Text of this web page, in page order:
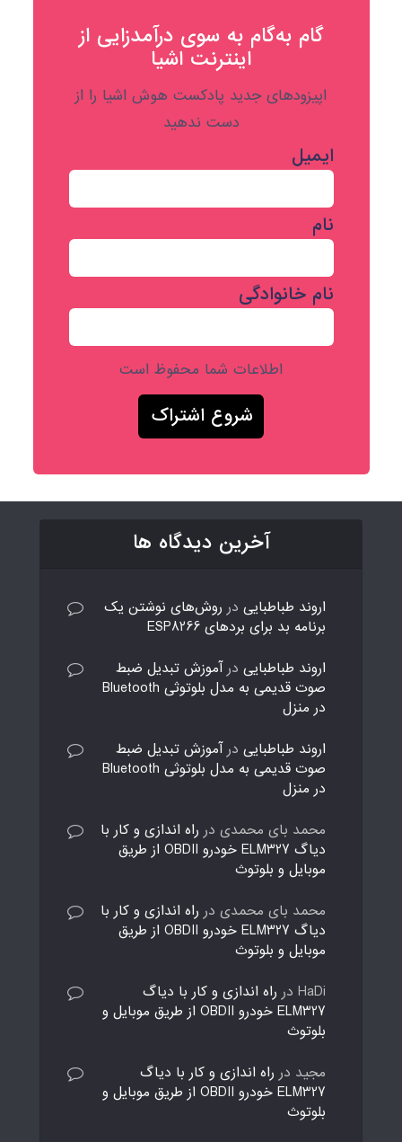
گام به‌گام به‌ سوی درآمدزایی از
اینترنت اشیا
اپیزودهای جدید پادکست هوش اشیا را از
دست ندهید
ایمیل
نام
نام خانوادگی
اطلاعات شما محفوظ است
آخرین دیدگاه ها
اروند طباطبایی در روش‌های نوشتن یک
برنامه بد برای بردهای ESP8266
اروند طباطبایی درآموزش تبدیل ضبط
صوت قدیمی به مدل بلوتوثی Bluetooth
در منزل
اروند طباطبایی درآموزش تبدیل ضبط
صوت قدیمی به مدل بلوتوثی Bluetooth
در منزل
محمد بای محمدی در راه اندازی و کار با
دیاگ ELM327 خودرو OBDII از طریق
موبایل و بلوتوث
محمد بای محمدی در راه اندازی و کار با
دیاگ ELM327 خودرو OBDII از طریق
موبایل و بلوتوث
HaDi در راه اندازی و کار با دیاگ
ELM327 خودرو OBDII از طریق موبایل و
بلوتوث
مجید در راه اندازی و کار با دیاگ
ELM327 خودرو OBDII از طریق موبایل و
بلوتوث